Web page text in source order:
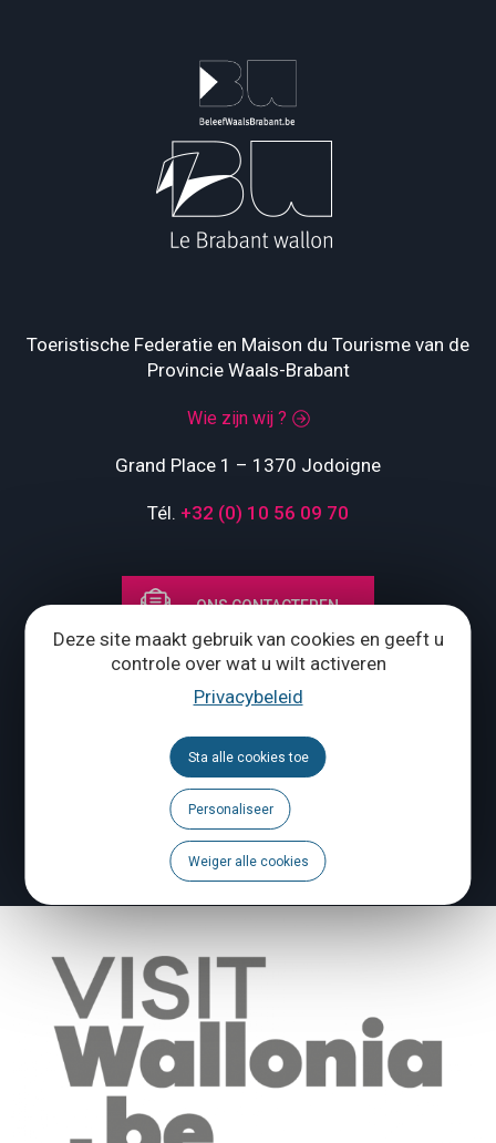
Deze site maakt gebruik van cookies en geeft u
controle over wat u wilt activeren
Privacybeleid
Sta alle cookies toe
Personaliseer
Weiger alle cookies
Toeristische Federatie en Maison du Tourisme van de
Provincie Waals-Brabant
Wie zijn wij ?
Grand Place 1 – 1370 Jodoigne
Tél. +32 (0) 10 56 09 70
ONS CONTACTEREN
Volg ons
Een probleem te melden?